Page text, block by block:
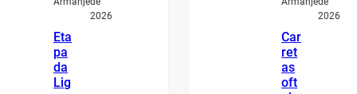
2026
Eta
pa
da
Lig
2026
Car
ret
as
oft